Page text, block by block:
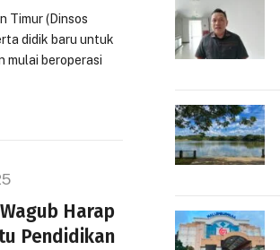
Timur (Dinsos
didik baru untuk
mulai beroperasi
Harap
Pendidikan